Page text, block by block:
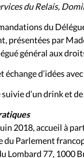
du Relais,
du
présentées par
général aux
échange d’idées
d’un drink et
2018, accueil à
du Parlement
Lombard 77, 1000